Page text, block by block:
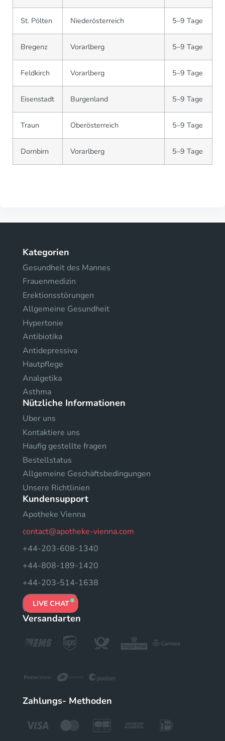
St. Pölten Niederösterreich 5–9 Tage
Bregenz Vorarlberg 5–9 Tage
Feldkirch Vorarlberg 5–9 Tage
Eisenstadt Burgenland 5–9 Tage
Traun Oberösterreich 5–9 Tage
Dornbirn Vorarlberg 5–9 Tage
Kategorien
Gesundheit des Mannes
Frauenmedizin
Erektionsstörungen
Allgemeine Gesundheit
Hypertonie
Antibiotika
Antidepressiva
Hautpflege
Analgetika
Asthma
Nützliche Informationen
Uber uns
Kontaktiere uns
Haufig gestellte fragen
Bestellstatus
Allgemeine Geschäftsbedingungen
Unsere Richtlinien
Kundensupport
Apotheke Vienna
contact@apotheke-vienna.com
+44-203-608-1340
+44-808-189-1420
+44-203-514-1638
LIVE CHAT
Versandarten
Zahlungs- Methoden